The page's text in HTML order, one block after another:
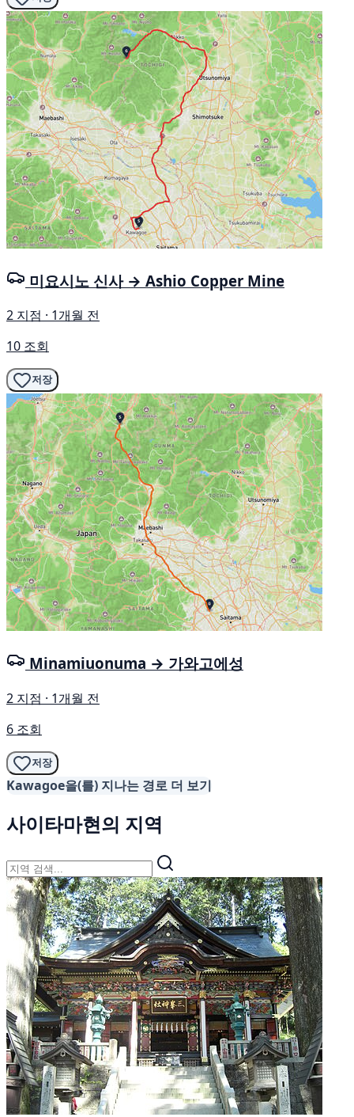
미요시노 신사 → Ashio Copper Mine
2 지점 · 1개월 전
10 조회
저장
Minamiuonuma → 가와고에성
2 지점 · 1개월 전
6 조회
저장
Kawagoe을(를) 지나는 경로 더 보기
사이타마현의 지역